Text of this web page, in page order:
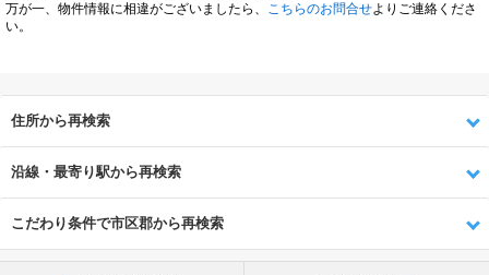
万が一、物件情報に相違がございましたら、
こちらのお問合せよりご連絡くださ
い。
住所から再検索
沿線・最寄り駅から再検索
こだわり条件で市区郡から再検索